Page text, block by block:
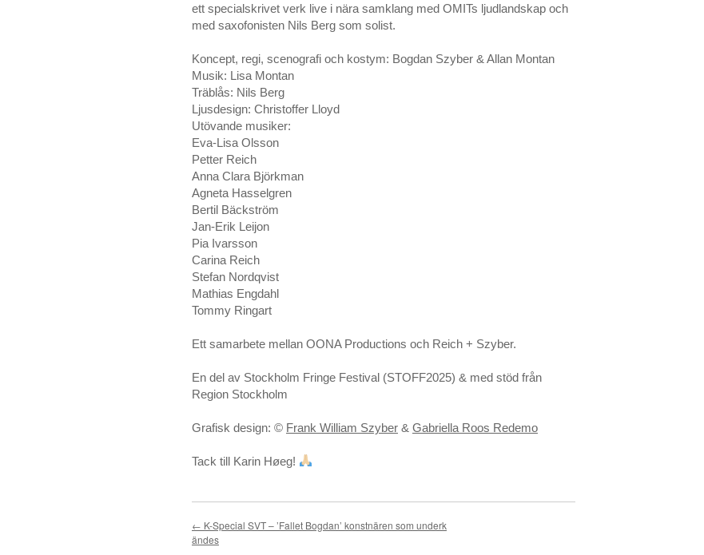
ett specialskrivet verk live i nära samklang med OMITs ljudlandskap och
med saxofonisten Nils Berg som solist.
Koncept, regi, scenografi och kostym: Bogdan Szyber & Allan Montan
Musik: Lisa Montan
Träblås: Nils Berg
Ljusdesign: Christoffer Lloyd
Utövande musiker:
Eva-Lisa Olsson
Petter Reich
Anna Clara Björkman
Agneta Hasselgren
Bertil Bäckström
Jan-Erik Leijon
Pia Ivarsson
Carina Reich
Stefan Nordqvist
Mathias Engdahl
Tommy Ringart
Ett samarbete mellan OONA Productions och Reich + Szyber.
En del av Stockholm Fringe Festival (STOFF2025) & med stöd från
Region Stockholm
Grafisk design: © Frank William Szyber & Gabriella Roos Redemo
Tack till Karin Høeg!
← K-Special SVT – ’Fallet Bogdan’ konstnären som underk
ändes